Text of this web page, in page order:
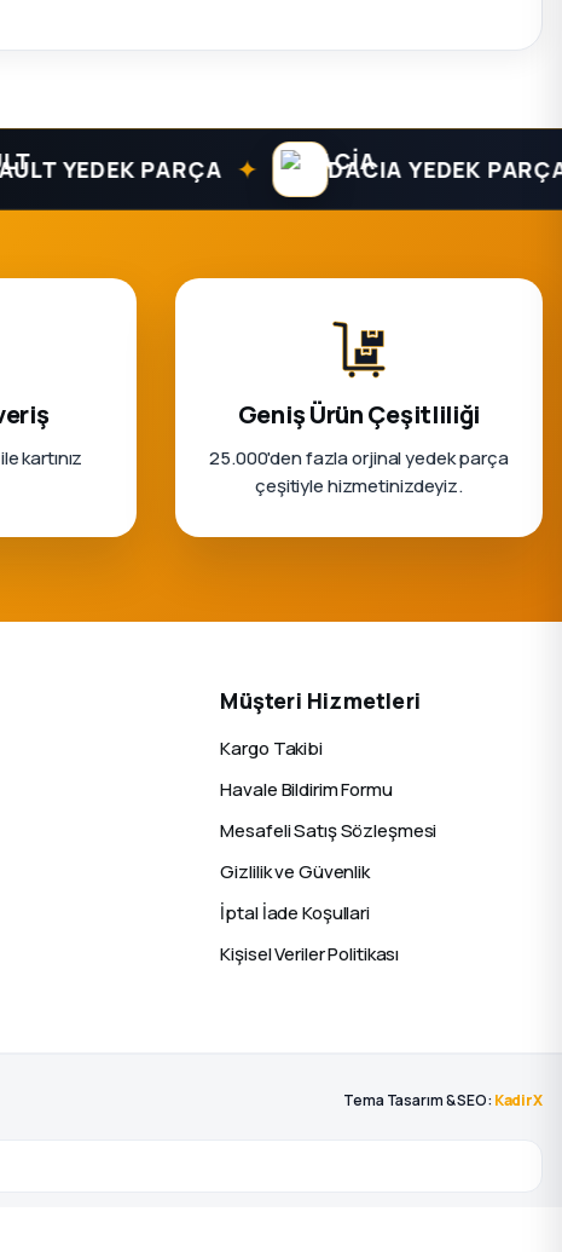
YEDEK PARÇA ✦ DACIA YEDEK PARÇA ✦
kartınız
Geniş Ürün Çeşitliliği
25.000'den fazla orjinal yedek parça
çeşitiyle hizmetinizdeyiz.
Müşteri Hizmetleri
Kargo Takibi
Havale Bildirim Formu
Mesafeli Satış Sözleşmesi
Gizlilik ve Güvenlik
İptal İade Koşullari
Kişisel Veriler Politikası
Tema Tasarım & SEO: KadirX